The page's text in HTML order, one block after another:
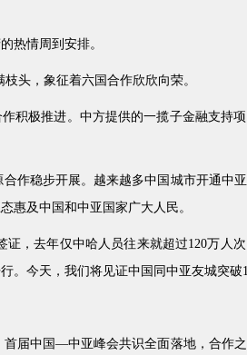
热情周到安排。
头，象征着六国合作欣欣向荣。
积极推进。中方提供的一揽子金融支持
作稳步开展。越来越多中国城市开通中
惠及中国和中亚国家广大人民。
，去年仅中哈人员往来就超过120万人
今天，我们将见证中国同中亚友城突破
届中国—中亚峰会共识全面落地，合作